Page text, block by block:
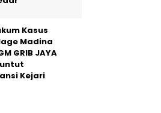
Kasus
Madina
GRIB JAYA
Kejari